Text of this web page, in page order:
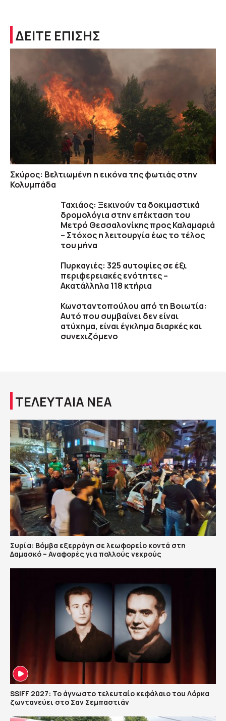
ΔΕΙΤΕ ΕΠΙΣΗΣ
Σκύρος: Βελτιωμένη η εικόνα της φωτιάς στην
Κολυμπάδα
Ταχιάος: Ξεκινούν τα δοκιμαστικά
δρομολόγια στην επέκταση του
Μετρό Θεσσαλονίκης προς Καλαμαριά
– Στόχος η λειτουργία έως το τέλος
του μήνα
Πυρκαγιές: 325 αυτοψίες σε έξι
περιφερειακές ενότητες –
Ακατάλληλα 118 κτήρια
Κωνσταντοπούλου από τη Βοιωτία:
Αυτό που συμβαίνει δεν είναι
ατύχημα, είναι έγκλημα διαρκές και
συνεχιζόμενο
ΤΕΛΕΥΤΑΙΑ ΝΕΑ
Συρία: Βόμβα εξερράγη σε λεωφορείο κοντά στη
Δαμασκό – Αναφορές για πολλούς νεκρούς
SSIFF 2027: Το άγνωστο τελευταίο κεφάλαιο του Λόρκα
ζωντανεύει στο Σαν Σεμπαστιάν